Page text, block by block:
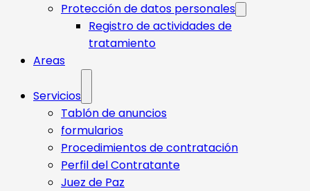
Protección de datos personales
Registro de actividades de
tratamiento
Areas
Servicios
Tablón de anuncios
formularios
Procedimientos de contratación
Perfil del Contratante
Juez de Paz